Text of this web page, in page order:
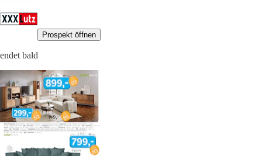
Prospekt öffnen
endet bald